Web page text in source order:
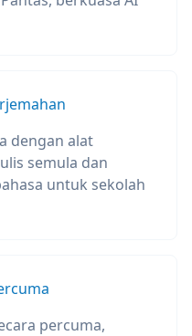
dengan alat
semula dan
untuk sekolah
percuma,